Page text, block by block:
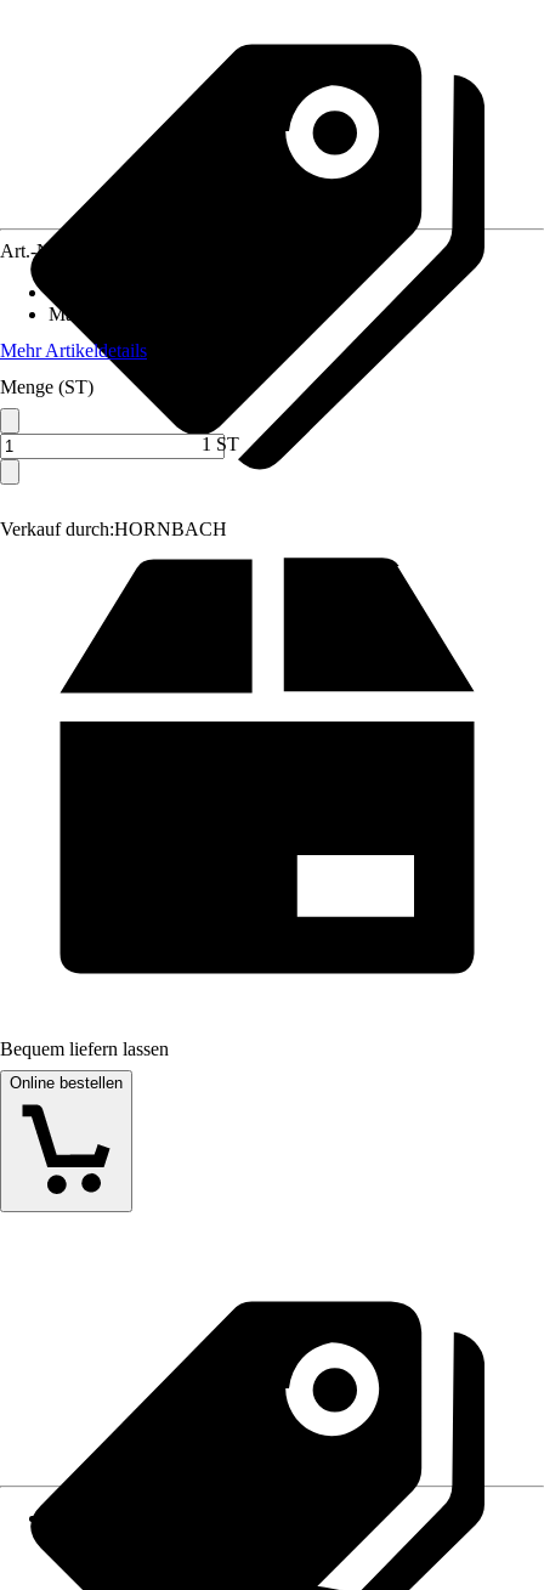
Verkauf durch:HORNBACH
Art.-Nr.
Material
Mehr Artikeldetails
Menge (ST)
1 ST
Bequem liefern lassen
Online bestellen